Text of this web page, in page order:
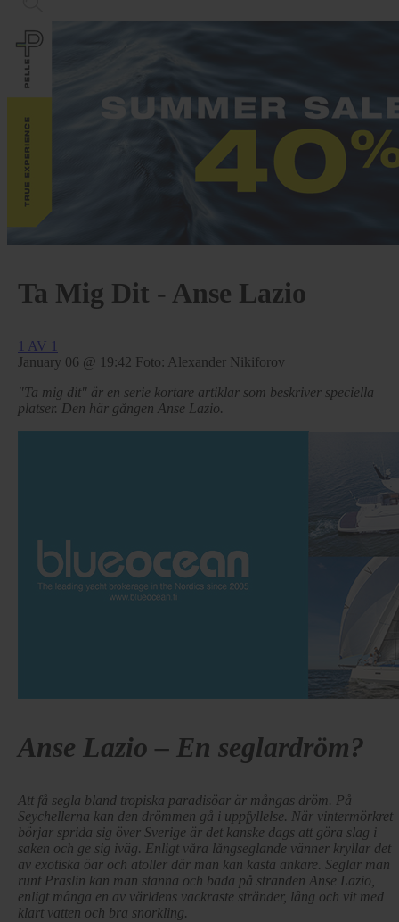
Ta Mig Dit - Anse Lazio
1 AV 1
January 06 @ 19:42 Foto: Alexander Nikiforov
"Ta mig dit" är en serie kortare artiklar som beskriver speciella
platser. Den här gången Anse Lazio.
Anse Lazio – En seglardröm?
Att få segla bland tropiska paradisöar är mångas dröm. På
Seychellerna kan den drömmen gå i uppfyllelse. När vintermörkret
börjar sprida sig över Sverige är det kanske dags att göra slag i
saken och ge sig iväg. Enligt våra långseglande vänner kryllar det
av exotiska öar och atoller där man kan kasta ankare. Seglar man
runt Praslin kan man stanna och bada på stranden Anse Lazio,
enligt många en av världens vackraste stränder, lång och vit med
klart vatten och bra snorkling.